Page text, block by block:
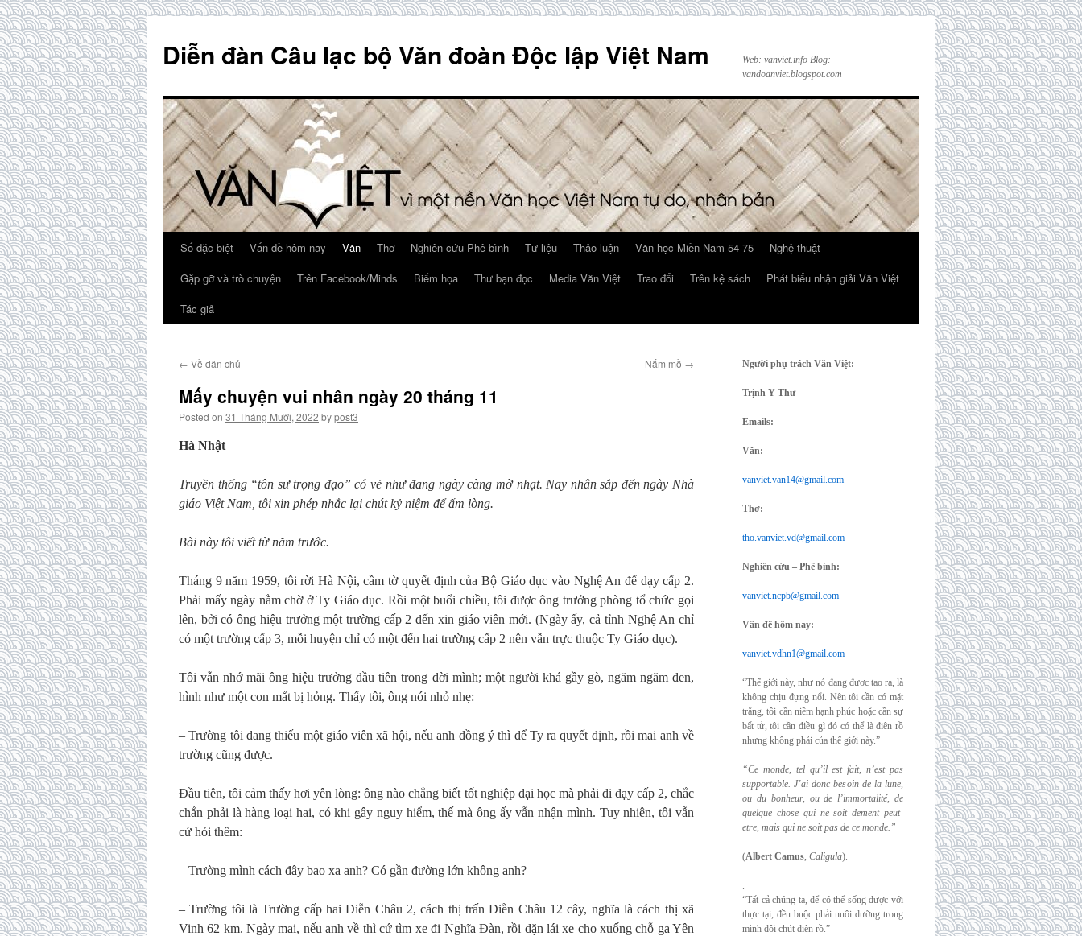
content
Diễn đàn Câu lạc bộ Văn đoàn Độc lập Việt Nam
Web: vanviet.info Blog:
vandoanviet.blogspot.com
Số đặc biệt Vấn đề hôm nay Văn Thơ Nghiên cứu Phê bình Tư liệu Thảo luận Văn học Miền Nam 54-75
Nghệ thuật
Gặp gỡ và trò chuyện
Trên Facebook/Minds Biếm họa Thư bạn đọc Media Văn Việt Trao đổi Trên kệ sách
Phát biểu nhận giải Văn Việt
Tác giả
← Về dân chủ Nấm mồ →
Mấy chuyện vui nhân ngày 20 tháng 11
Posted on 31 Tháng Mười, 2022 bypost3
Hà Nhật
Truyền thống “tôn sư trọng đạo” có vẻ như đang ngày càng mờ nhạt. Nay nhân sắp đến ngày Nhà
giáo Việt Nam, tôi xin phép nhắc lại chút kỷ niệm để ấm lòng.
Bài này tôi viết từ năm trước.
Tháng 9 năm 1959, tôi rời Hà Nội, cầm tờ quyết định của Bộ Giáo dục vào Nghệ An để dạy cấp 2.
Phải mấy ngày nằm chờ ở Ty Giáo dục. Rồi một buổi chiều, tôi được ông trưởng phòng tổ chức gọi
lên, bởi có ông hiệu trưởng một trường cấp 2 đến xin giáo viên mới. (Ngày ấy, cả tỉnh Nghệ An chỉ
có một trường cấp 3, mỗi huyện chỉ có một đến hai trường cấp 2 nên vẫn trực thuộc Ty Giáo dục).
Tôi vẫn nhớ mãi ông hiệu trưởng đầu tiên trong đời mình; một người khá gầy gò, ngăm ngăm đen,
hình như một con mắt bị hỏng. Thấy tôi, ông nói nhỏ nhẹ:
– Trường tôi đang thiếu một giáo viên xã hội, nếu anh đồng ý thì để Ty ra quyết định, rồi mai anh về
trường cũng được.
Đầu tiên, tôi cảm thấy hơi yên lòng: ông nào chẳng biết tốt nghiệp đại học mà phải đi dạy cấp 2, chắc
chắn phải là hàng loại hai, có khi gây nguy hiểm, thế mà ông ấy vẫn nhận mình. Tuy nhiên, tôi vẫn
cứ hỏi thêm:
– Trường mình cách đây bao xa anh? Có gần đường lớn không anh?
– Trường tôi là Trường cấp hai Diễn Châu 2, cách thị trấn Diễn Châu 12 cây, nghĩa là cách thị xã
Vinh 62 km. Ngày mai, nếu anh về thì cứ tìm xe đi Nghĩa Đàn, rồi dặn lái xe cho xuống chỗ ga Yên
Người phụ trách Văn Việt:
Trịnh Y Thư
Emails:
Văn:
vanviet.van14@gmail.com
Thơ:
tho.vanviet.vd@gmail.com
Nghiên cứu – Phê bình:
vanviet.ncpb@gmail.com
Vấn đề hôm nay:
vanviet.vdhn1@gmail.com
“Thế giới này, như nó đang được tạo ra, là
không chịu đựng nổi. Nên tôi cần có mặt
trăng, tôi cần niềm hạnh phúc hoặc cần sự
bất tử, tôi cần điều gì đó có thể là điên rồ
nhưng không phải của thế giới này.”
“Ce monde, tel qu’il est fait, n’est pas
supportable. J’ai donc besoin de la lune,
ou du bonheur, ou de l’immortalité, de
quelque chose qui ne soit dement peut-
etre, mais qui ne soit pas de ce monde.”
(Albert Camus, Caligula).
.
“Tất cả chúng ta, để có thể sống được với
thực tại, đều buộc phải nuôi dưỡng trong
mình đôi chút điên rồ.”